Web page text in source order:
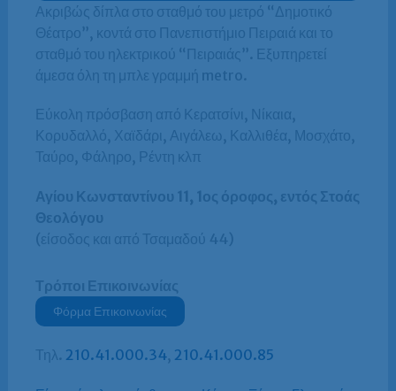
Ακριβώς δίπλα στο σταθμό του μετρό “Δημοτικό
Θέατρο”, κοντά στο Πανεπιστήμιο Πειραιά και το
σταθμό του ηλεκτρικού “Πειραιάς”. Εξυπηρετεί
άμεσα όλη τη μπλε γραμμή metro.
Εύκολη πρόσβαση από Κερατσίνι, Νίκαια,
Κορυδαλλό, Χαϊδάρι, Αιγάλεω, Καλλιθέα, Μοσχάτο,
Ταύρο, Φάληρο, Ρέντη κλπ
Αγίου Κωνσταντίνου 11, 1ος όροφος, εντός Στοάς
Θεολόγου
(είσοδος και από Τσαμαδού 44)
Τρόποι Επικοινωνίας
Φόρμα Επικοινωνίας
Τηλ. 210.41.000.34, 210.41.000.85